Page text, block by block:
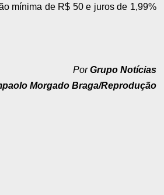
mínima de R$ 50 e juros de 1,99%
PorGrupo Notícias
Morgado Braga/Reprodução